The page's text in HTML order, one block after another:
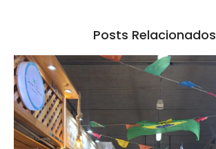
Posts Relacionados